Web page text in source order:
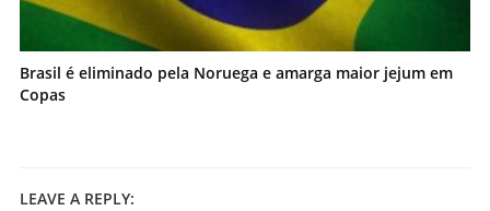
Brasil é eliminado pela Noruega e amarga maior jejum em
Copas
LEAVE A REPLY: